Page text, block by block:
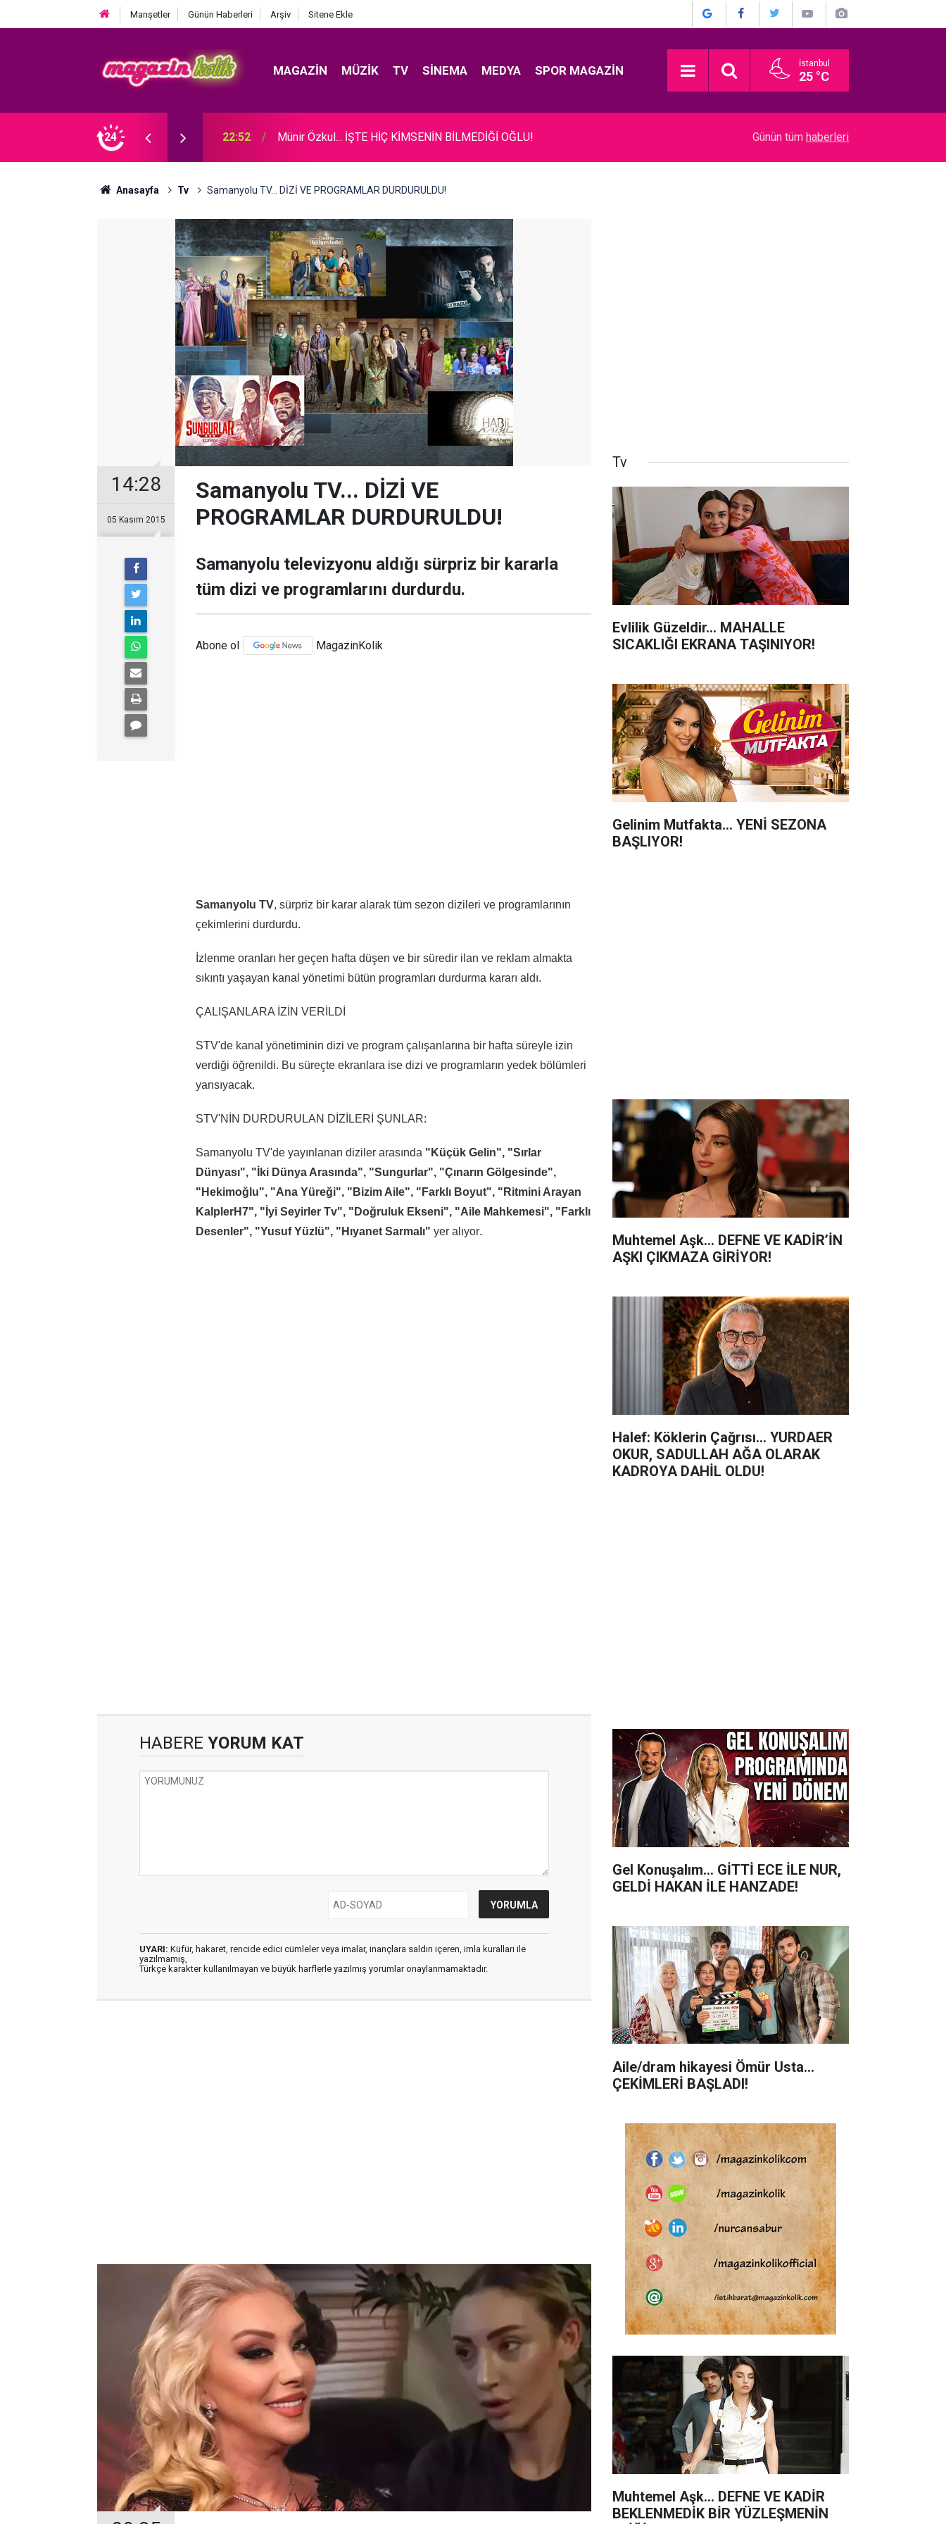
Manşetler Günün Haberleri Arşiv Sitene Ekle
MAGAZIN MÜZIK TV SINEMA MEDYA SPOR MAGAZIN İstanbul
25 °C
24 22:52 Münir Özkul... İŞTE HİÇ KİMSENİN BİLMEDİĞİ OĞLU! Türkan Şoray... ESKİ EŞE YILLAR SONRA
Günün tüm haberleri
Anasayfa Tv Samanyolu TV... DİZİ VE PROGRAMLAR DURDURULDU!
14:28
05 Kasım 2015
Samanyolu TV... DİZİ VE
PROGRAMLAR DURDURULDU!
Samanyolu televizyonu aldığı sürpriz bir kararla
tüm dizi ve programlarını durdurdu.
Abone ol MagazinKolik
Samanyolu TV, sürpriz bir karar alarak tüm sezon dizileri ve programlarının
çekimlerini durdurdu.
İzlenme oranları her geçen hafta düşen ve bir süredir ilan ve reklam almakta
sıkıntı yaşayan kanal yönetimi bütün programları durdurma kararı aldı.
ÇALIŞANLARA İZİN VERİLDİ
STV'de kanal yönetiminin dizi ve program çalışanlarına bir hafta süreyle izin
verdiği öğrenildi. Bu süreçte ekranlara ise dizi ve programların yedek bölümleri
yansıyacak.
STV'NİN DURDURULAN DİZİLERİ ŞUNLAR:
Samanyolu TV'de yayınlanan diziler arasında "Küçük Gelin", "Sırlar
Dünyası", "İki Dünya Arasında", "Sungurlar", "Çınarın Gölgesinde",
"Hekimoğlu", "Ana Yüreği", "Bizim Aile", "Farklı Boyut", "Ritmini Arayan
KalplerH7", "İyi Seyirler Tv", "Doğruluk Ekseni", "Aile Mahkemesi", "Farklı
Desenler", "Yusuf Yüzlü", "Hıyanet Sarmalı" yer alıyor.
HABERE YORUM KAT
UYARI: Küfür, hakaret, rencide edici cümleler veya imalar, inançlara saldırı içeren, imla kuralları ile
yazılmamış,
Türkçe karakter kullanılmayan ve büyük harflerle yazılmış yorumlar onaylanmamaktadır.
Tv
Evlilik Güzeldir... MAHALLE
SICAKLIĞI EKRANA TAŞINIYOR!
Gelinim Mutfakta... YENİ SEZONA
BAŞLIYOR!
Muhtemel Aşk... DEFNE VE KADİR’İN
AŞKI ÇIKMAZA GİRİYOR!
Halef: Köklerin Çağrısı... YURDAER
OKUR, SADULLAH AĞA OLARAK
KADROYA DAHİL OLDU!
Gel Konuşalım... GİTTİ ECE İLE NUR,
GELDİ HAKAN İLE HANZADE!
Aile/dram hikayesi Ömür Usta...
ÇEKİMLERİ BAŞLADI!
Muhtemel Aşk... DEFNE VE KADİR
BEKLENMEDİK BİR YÜZLEŞMENİN